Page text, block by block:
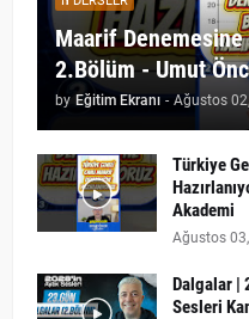
Maarif Denemesine
2.Bölüm - Umut
by Eğitim Ekranı - Ağustos
Türkiye
Akademi
Ağustos
Dalgalar |
Sesleri